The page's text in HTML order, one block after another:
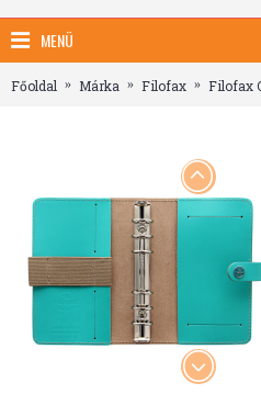
MENÜ
Főoldal Márka Filofax Filofax